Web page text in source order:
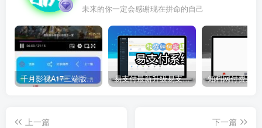
未来的你一定会感谢现在拼命的自己
千月影视A17三端版本苹果安卓H5源码详细搭建教程视频 易支付最新升级易支付系统源码-全插件-长期更新新增功能
上一篇
下一篇